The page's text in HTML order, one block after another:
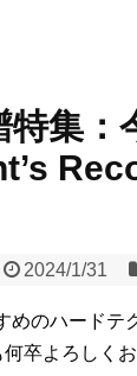
集：
2024/1/31
のハードテ
卒よろしく